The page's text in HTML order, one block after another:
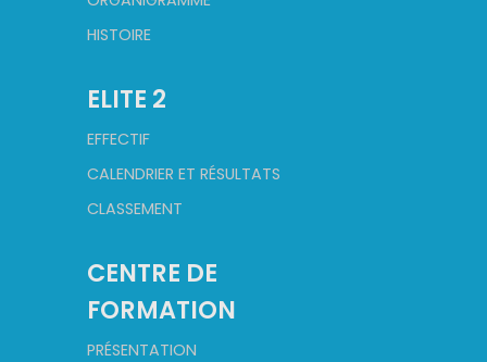
HISTOIRE
ELITE 2
EFFECTIF
CALENDRIER ET RÉSULTATS
CLASSEMENT
CENTRE DE
FORMATION
PRÉSENTATION